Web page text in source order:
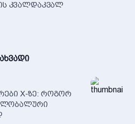
ის კვალდაკვალ
X-ზე: როგორ